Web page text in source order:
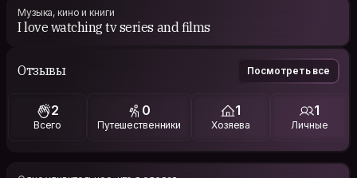
Музыка, кино и книги
I love watching tv series and films
Отзывы Посмотреть все
2
Всего
0
Путешественники
1
Хозяева
1
Личные